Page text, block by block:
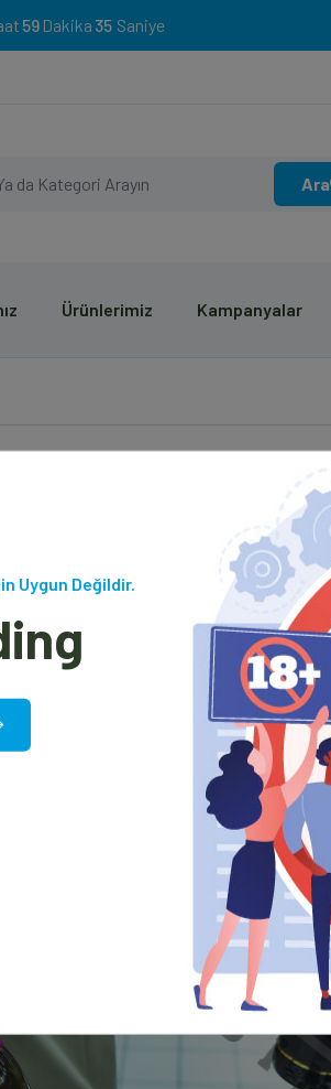
59 34
Ara
Ürünlerimiz Kampanyalar
Uygun Değildir.